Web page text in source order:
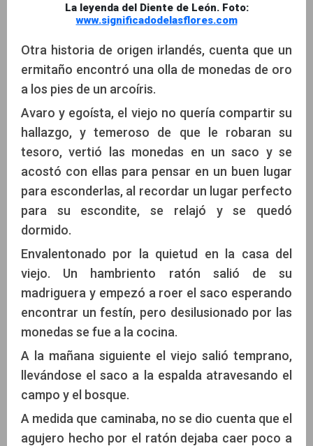
La leyenda del Diente de León. Foto:
www.significadodelasflores.com
Otra historia de origen irlandés, cuenta que un
ermitaño encontró una olla de monedas de oro
a los pies de un arcoíris.
Avaro y egoísta, el viejo no quería compartir su
hallazgo, y temeroso de que le robaran su
tesoro, vertió las monedas en un saco y se
acostó con ellas para pensar en un buen lugar
para esconderlas, al recordar un lugar perfecto
para su escondite, se relajó y se quedó
dormido.
Envalentonado por la quietud en la casa del
viejo. Un hambriento ratón salió de su
madriguera y empezó a roer el saco esperando
encontrar un festín, pero desilusionado por las
monedas se fue a la cocina.
A la mañana siguiente el viejo salió temprano,
llevándose el saco a la espalda atravesando el
campo y el bosque.
A medida que caminaba, no se dio cuenta que el
agujero hecho por el ratón dejaba caer poco a